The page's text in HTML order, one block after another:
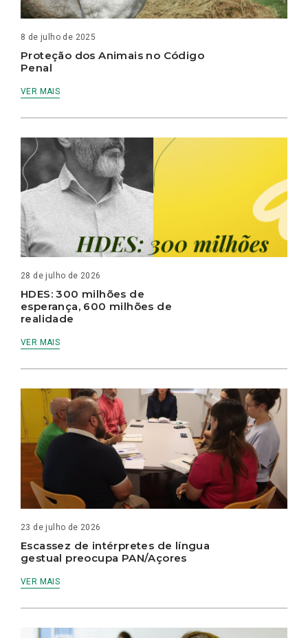
8 de julho de 2025
Proteção dos Animais no Código
Penal
VER MAIS
28 de julho de 2026
HDES: 300 milhões de
esperança, 600 milhões de
realidade
VER MAIS
23 de julho de 2026
Escassez de intérpretes de língua
gestual preocupa PAN/Açores
VER MAIS